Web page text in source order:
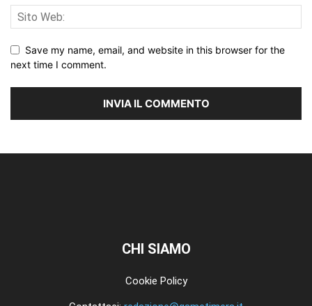
Save my name, email, and website in this browser for the
next time I comment.
CHI SIAMO
Cookie Policy